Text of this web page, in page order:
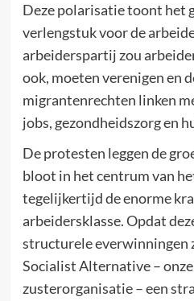
Deze polarisatie toont het
verlengstuk voor de
arbeiderspartij zou
ook, moeten verenigen en
migrantenrechten linken
jobs, gezondheidszorg en
De protesten leggen de
bloot in het centrum van
tegelijkertijd de enorme
arbeidersklasse. Opdat
structurele everwinningen
Socialist Alternative –
zusterorganisatie – een